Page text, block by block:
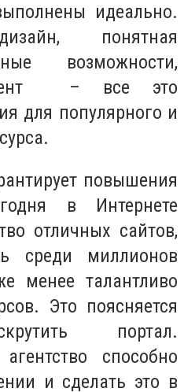
идеально.
понятная
возможности,
– все это
для популярного и
повышения
в Интернете
отличных сайтов,
среди миллионов
менее талантливо
Это поясняется
портал.
способно
и сделать это в